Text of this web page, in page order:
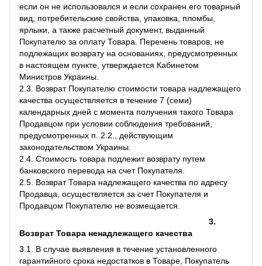
если он не использовался и если сохранен его товарный
вид, потребительские свойства, упаковка, пломбы,
ярлыки, а также расчетный документ, выданный
Покупателю за оплату Товара. Перечень товаров, не
подлежащих возврату на основаниях, предусмотренных
в настоящем пункте, утверждается Кабинетом
Министров Украины.
2.3. Возврат Покупателю стоимости товара надлежащего
качества осуществляется в течение 7 (семи)
календарных дней с момента получения такого Товара
Продавцом при условии соблюдения требований,
предусмотренных п. 2.2., действующим
законодательством Украины.
2.4. Стоимость товара подлежит возврату путем
банковского перевода на счет Покупателя.
2.5. Возврат Товара надлежащего качества по адресу
Продавца, осуществляется за счет Покупателя и
Продавцом Покупателю не возмещается.
3.
Возврат Товара ненадлежащего качества
3.1. В случае выявления в течение установленного
гарантийного срока недостатков в Товаре, Покупатель